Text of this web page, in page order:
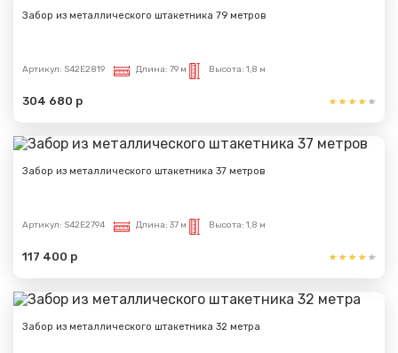
Забор из металлического штакетника 79 метров
Артикул: S42E2819 Длина: 79 м Высота: 1,8 м
304 680 р
Забор из металлического штакетника 37 метров
Артикул: S42E2794 Длина: 37 м Высота: 1,8 м
117 400 р
Забор из металлического штакетника 32 метра